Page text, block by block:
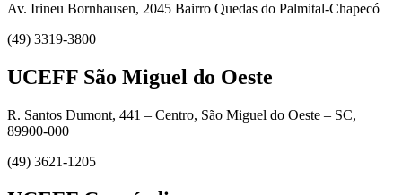
Av. Irineu Bornhausen, 2045 Bairro Quedas do Palmital-Chapecó
(49) 3319-3800
UCEFF São Miguel do Oeste
R. Santos Dumont, 441 – Centro, São Miguel do Oeste – SC,
89900-000
(49) 3621-1205